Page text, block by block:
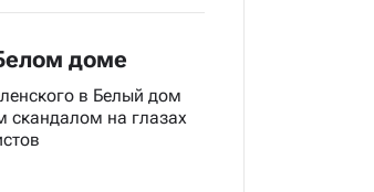
доме
в Белый дом
скандалом на глазах